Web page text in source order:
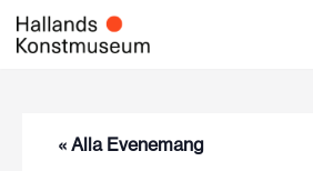
Hoppa
« Alla Evenemang